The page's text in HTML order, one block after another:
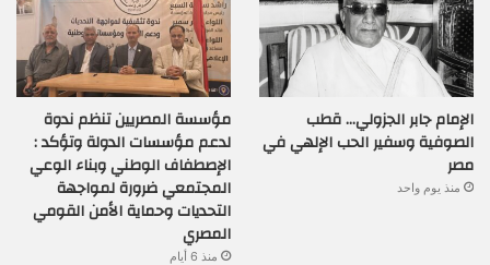
الإمام جابر الجزولي… قطب
الصوفية وسفير الحب الإلهي في
مصر
منذ يوم واحد
مؤسسة المصريين تنظم ندوة
لدعم مؤسسات الدولة وتؤكد :
الإصطفاف الوطني وبناء الوعي
المجتمعي ضرورة لمواجهة
التحديات وحماية الأمن القومي
المصري
منذ 6 أيام